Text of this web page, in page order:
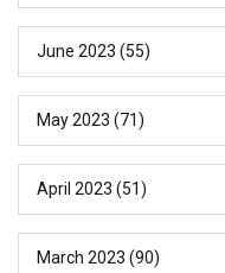
June 2023 (55)
May 2023 (71)
April 2023 (51)
March 2023 (90)